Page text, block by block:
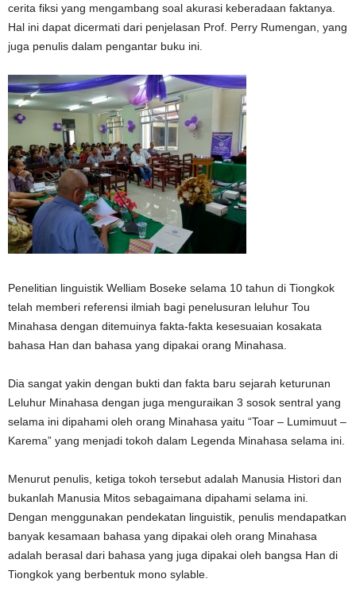
cerita fiksi yang mengambang soal akurasi keberadaan faktanya.
Hal ini dapat dicermati dari penjelasan Prof. Perry Rumengan, yang
juga penulis dalam pengantar buku ini.
Penelitian linguistik Welliam Boseke selama 10 tahun di Tiongkok
telah memberi referensi ilmiah bagi penelusuran leluhur Tou
Minahasa dengan ditemuinya fakta-fakta kesesuaian kosakata
bahasa Han dan bahasa yang dipakai orang Minahasa.
Dia sangat yakin dengan bukti dan fakta baru sejarah keturunan
Leluhur Minahasa dengan juga menguraikan 3 sosok sentral yang
selama ini dipahami oleh orang Minahasa yaitu “Toar – Lumimuut –
Karema” yang menjadi tokoh dalam Legenda Minahasa selama ini.
Menurut penulis, ketiga tokoh tersebut adalah Manusia Histori dan
bukanlah Manusia Mitos sebagaimana dipahami selama ini.
Dengan menggunakan pendekatan linguistik, penulis mendapatkan
banyak kesamaan bahasa yang dipakai oleh orang Minahasa
adalah berasal dari bahasa yang juga dipakai oleh bangsa Han di
Tiongkok yang berbentuk mono sylable.